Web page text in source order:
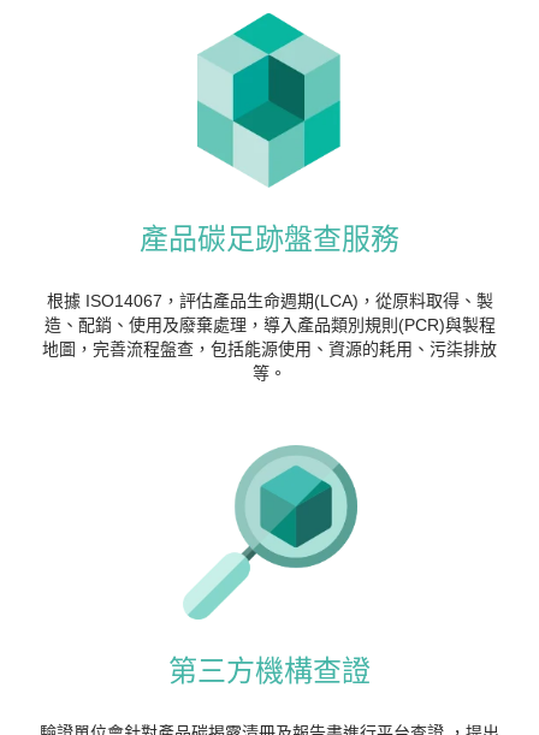
產品碳足跡盤查服務
根據 ISO14067，評估產品生命週期(LCA)，從原料取得、製
造、配銷、使用及廢棄處理，導入產品類別規則(PCR)與製程
地圖，完善流程盤查，包括能源使用、資源的耗用、污柒排放
等。
第三方機構查證